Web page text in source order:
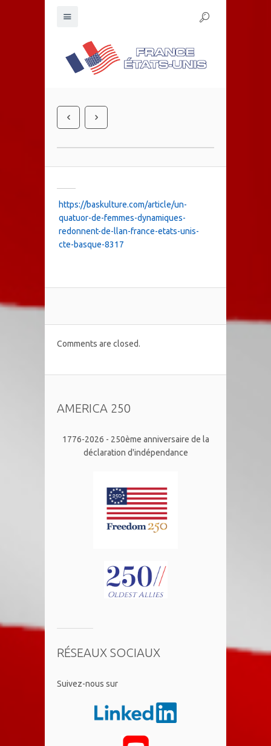
https://baskulture.com/article/un-
quatuor-de-femmes-dynamiques-
redonnent-de-llan-france-etats-unis-
cte-basque-8317
Comments are closed.
AMERICA 250
1776-2026 - 250ème anniversaire de la
déclaration d'indépendance
RÉSEAUX SOCIAUX
​Suivez-nous sur